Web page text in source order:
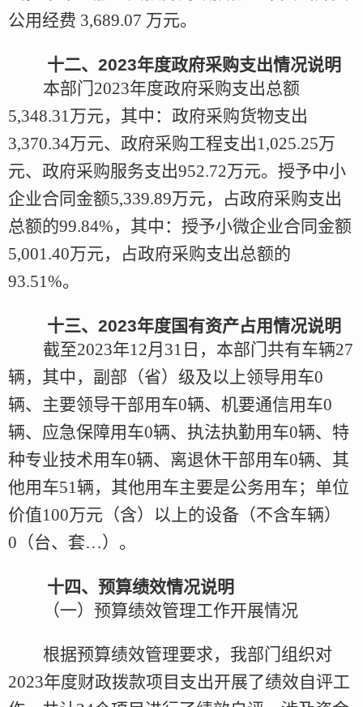
公用经费 3,689.07 万元。
十二、 2023年度政府采购支出情况说明
本部门2023年度政府采购支出总额
5,348.31万元，其中：政府采购货物支出
3,370.34万元、政府采购工程支出1,025.25万
元、政府采购服务支出952.72万元。授予中小
企业合同金额5,339.89万元，占政府采购支出
总额的99.84%，其中：授予小微企业合同金额
5,001.40万元，占政府采购支出总额的
93.51%。
十三、 2023年度国有资产占用情况说明
截至2023年12月31日，本部门共有车辆27
辆，其中，副部（省）级及以上领导用车0
辆、主要领导干部用车0辆、机要通信用车0
辆、应急保障用车0辆、执法执勤用车0辆、特
种专业技术用车0辆、离退休干部用车0辆、其
他用车51辆，其他用车主要是公务用车；单位
价值100万元（含）以上的设备 （不含车辆）
0 （台、套…）。
十四、预算绩效情况说明
（一）预算绩效管理工作开展情况
根据预算绩效管理要求，我部门组织对
2023年度财政拨款项目支出开展了绩效自评工